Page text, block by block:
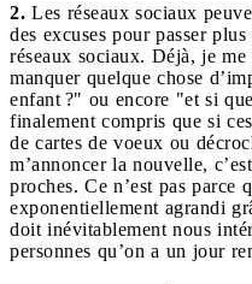
2. Les réseaux sociaux
des excuses pour passer
réseaux sociaux. Déjà, je
manquer quelque chose
enfant ?" ou encore "et si
finalement compris que si
de cartes de voeux ou
m’annoncer la nouvelle,
proches. Ce n’est pas parce
exponentiellement agrandi
doit inévitablement nous
personnes qu’on a un jour